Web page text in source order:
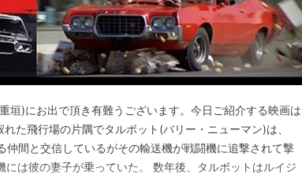
垣)にお出で頂き有難うございます。今日ご紹介する映画は
れた飛行場の片隅でタルボット(バリー・ニューマン)は、
仲間と交信しているがその輸送機が戦闘機に追撃されて撃
には彼の妻子が乗っていた。 数年後、タルボットはルイジ